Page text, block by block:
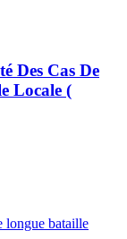
Des Cas De
Locale (